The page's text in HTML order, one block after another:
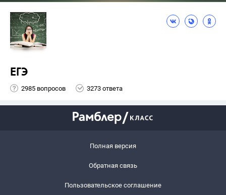
ЕГЭ
2985 вопросов 3273 ответа
Полная версия
Обратная связь
Пользовательское соглашение